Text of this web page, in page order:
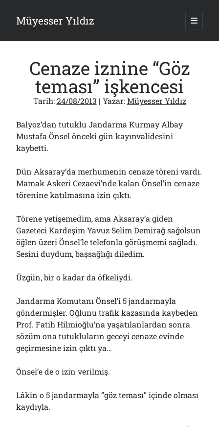
Müyesser Yıldız ana
Yan
Menü
Gazi’den Milletvekillerine Kurşun Gibi Sözler!..
07/08/2026
Türkiye 2.0’a Gidiş!..
05/08/2026
15 Temmuz Soruları… Nasuh Mahruki’nin “Suçu”!..
03/08/2026
Er Gaziler 20 Gün Sonra Gelen MSB Heyetine Böyle İsyan Etti:“Bizi
Teröristlere G……yle Güldürdünüz”
Papazın “Komutanı” Ayasofya ve Patrikhane İçin ABD’yi Göreve
Çağırdı!..
31/07/2026
Arşivler
Cenaze iznine “Göz
teması” işkencesi
Tarih:24/08/2013 | Yazar:Müyesser Yıldız
Balyoz’dan tutuklu Jandarma Kurmay Albay
Mustafa Önsel önceki gün kayınvalidesini
kaybetti.
Dün Aksaray’da merhumenin cenaze töreni vardı.
Mamak Askeri Cezaevi’nde kalan Önsel’in cenaze
törenine katılmasına izin çıktı.
Törene yetişemedim, ama Aksaray’a giden
Gazeteci Kardeşim Yavuz Selim Demirağ sağolsun
öğlen üzeri Önsel’le telefonla görüşmemi sağladı.
Sesini duydum, başsağlığı diledim.
Üzgün, bir o kadar da öfkeliydi.
Jandarma Komutanı Önsel’i 5 jandarmayla
göndermişler. Oğlunu trafik kazasında kaybeden
Prof. Fatih Hilmioğlu’na yaşatılanlardan sonra
sözüm ona tutukluların geceyi cenaze evinde
geçirmesine izin çıktı ya…
Önsel’e de o izin verilmiş.
Lâkin o 5 jandarmayla “göz teması” içinde olması
kaydıyla.